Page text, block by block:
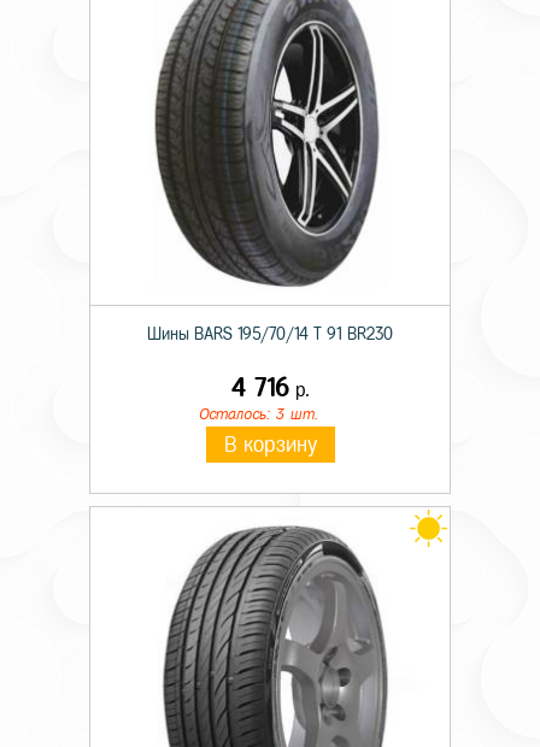
Шины BARS 195/70/14 T 91 BR230
4 716р.
Осталось: 3 шт.
В корзину